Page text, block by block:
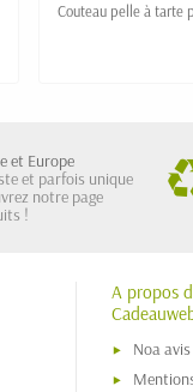
Couteau pelle à tarte
et Europe
et parfois unique
notre page
!
A propos
Noa